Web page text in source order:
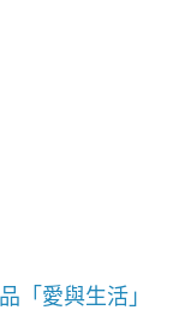
「愛與生活」